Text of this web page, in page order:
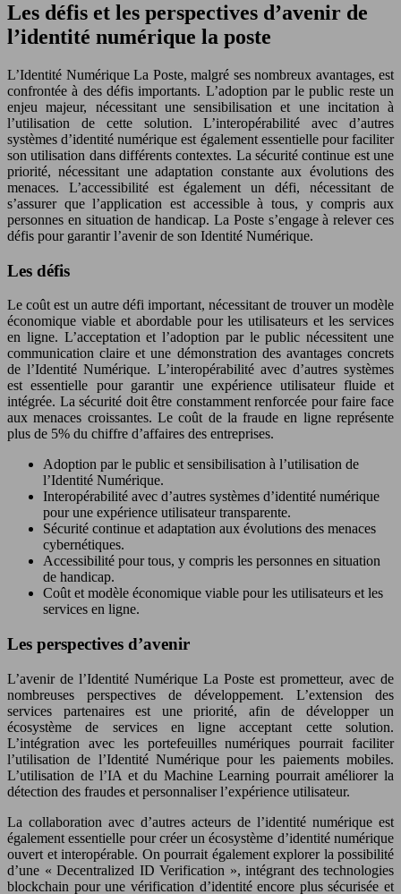
Les défis et les perspectives d’avenir de
l’identité numérique la poste
L’Identité Numérique La Poste, malgré ses nombreux avantages, est
confrontée à des défis importants. L’adoption par le public reste un
enjeu majeur, nécessitant une sensibilisation et une incitation à
l’utilisation de cette solution. L’interopérabilité avec d’autres
systèmes d’identité numérique est également essentielle pour faciliter
son utilisation dans différents contextes. La sécurité continue est une
priorité, nécessitant une adaptation constante aux évolutions des
menaces. L’accessibilité est également un défi, nécessitant de
s’assurer que l’application est accessible à tous, y compris aux
personnes en situation de handicap. La Poste s’engage à relever ces
défis pour garantir l’avenir de son Identité Numérique.
Les défis
Le coût est un autre défi important, nécessitant de trouver un modèle
économique viable et abordable pour les utilisateurs et les services
en ligne. L’acceptation et l’adoption par le public nécessitent une
communication claire et une démonstration des avantages concrets
de l’Identité Numérique. L’interopérabilité avec d’autres systèmes
est essentielle pour garantir une expérience utilisateur fluide et
intégrée. La sécurité doit être constamment renforcée pour faire face
aux menaces croissantes. Le coût de la fraude en ligne représente
plus de 5% du chiffre d’affaires des entreprises.
Adoption par le public et sensibilisation à l’utilisation de
l’Identité Numérique.
Interopérabilité avec d’autres systèmes d’identité numérique
pour une expérience utilisateur transparente.
Sécurité continue et adaptation aux évolutions des menaces
cybernétiques.
Accessibilité pour tous, y compris les personnes en situation
de handicap.
Coût et modèle économique viable pour les utilisateurs et les
services en ligne.
Les perspectives d’avenir
L’avenir de l’Identité Numérique La Poste est prometteur, avec de
nombreuses perspectives de développement. L’extension des
services partenaires est une priorité, afin de développer un
écosystème de services en ligne acceptant cette solution.
L’intégration avec les portefeuilles numériques pourrait faciliter
l’utilisation de l’Identité Numérique pour les paiements mobiles.
L’utilisation de l’IA et du Machine Learning pourrait améliorer la
détection des fraudes et personnaliser l’expérience utilisateur.
La collaboration avec d’autres acteurs de l’identité numérique est
également essentielle pour créer un écosystème d’identité numérique
ouvert et interopérable. On pourrait également explorer la possibilité
d’une « Decentralized ID Verification », intégrant des technologies
blockchain pour une vérification d’identité encore plus sécurisée et